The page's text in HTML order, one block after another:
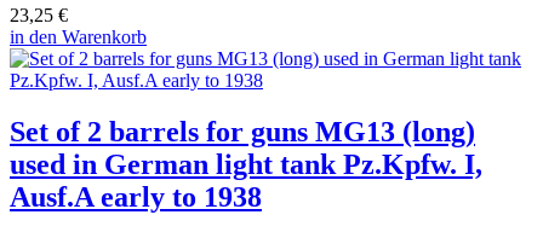
23,25 €
in den Warenkorb
Set of 2 barrels for guns MG13 (long)
used in German light tank Pz.Kpfw. I,
Ausf.A early to 1938